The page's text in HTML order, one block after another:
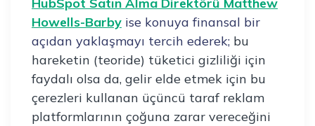
Howells-Barby ise konuya finansal bir
açıdan yaklaşmayı tercih ederek; bu
hareketin (teoride) tüketici gizliliği için
faydalı olsa da, gelir elde etmek için bu
çerezleri kullanan üçüncü taraf reklam
platformlarının çoğuna zarar vereceğini